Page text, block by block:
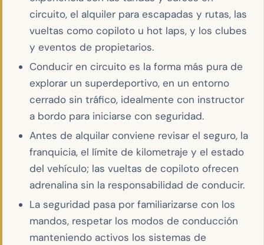
circuito, el alquiler para escapadas y rutas, las
vueltas como copiloto u hot laps, y los clubes
y eventos de propietarios.
Conducir en circuito es la forma más pura de
explorar un superdeportivo, en un entorno
cerrado sin tráfico, idealmente con instructor
a bordo para iniciarse con seguridad.
Antes de alquilar conviene revisar el seguro, la
franquicia, el límite de kilometraje y el estado
del vehículo; las vueltas de copiloto ofrecen
adrenalina sin la responsabilidad de conducir.
La seguridad pasa por familiarizarse con los
mandos, respetar los modos de conducción
manteniendo activos los sistemas de